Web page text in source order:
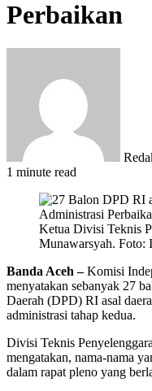
Perbaikan
1 minute read
Ketua Divisi Teknis
Munawarsyah. Foto:
Banda Aceh –Komisi
menyatakan sebanyak 27
Daerah (DPD) RI asal
administrasi tahap kedua.
Divisi Teknis
mengatakan, nama-nama
dalam rapat pleno yang